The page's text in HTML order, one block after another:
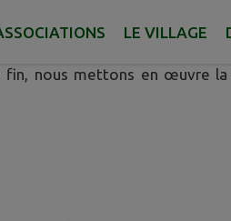
LE VILLAGE
fin, nous mettons en œuvre